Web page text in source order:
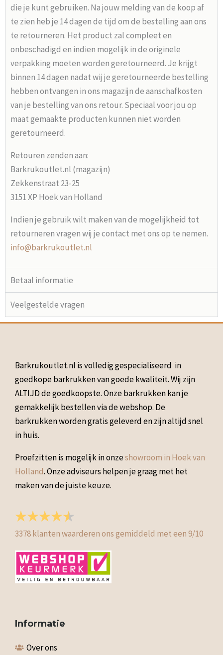
die je kunt gebruiken. Na jouw melding van de koop af
te zien heb je 14 dagen de tijd om de bestelling aan ons
te retourneren. Het product zal compleet en
onbeschadigd en indien mogelijk in de originele
verpakking moeten worden geretourneerd. Je krijgt
binnen 14 dagen nadat wij je geretourneerde bestelling
hebben ontvangen in ons magazijn de aanschafkosten
van je bestelling van ons retour. Speciaal voor jou op
maat gemaakte producten kunnen niet worden
geretourneerd.
Retouren zenden aan:
Barkrukoutlet.nl (magazijn)
Zekkenstraat 23-25
3151 XP Hoek van Holland
Indien je gebruik wilt maken van de mogelijkheid tot
retourneren vragen wij je contact met ons op te nemen.
info@barkrukoutlet.nl
Betaal informatie
Veelgestelde vragen
Barkrukoutlet.nl is volledig gespecialiseerd in
goedkope barkrukken van goede kwaliteit. Wij zijn
ALTIJD de goedkoopste. Onze barkrukken kan je
gemakkelijk bestellen via de webshop. De
barkrukken worden gratis geleverd en zijn altijd snel
in huis.
Proefzitten is mogelijk in onzeshowroom in Hoek van
Holland. Onze adviseurs helpen je graag met het
maken van de juiste keuze.
3378klanten waarderen ons gemiddeld met een9/10
Informatie
Over ons